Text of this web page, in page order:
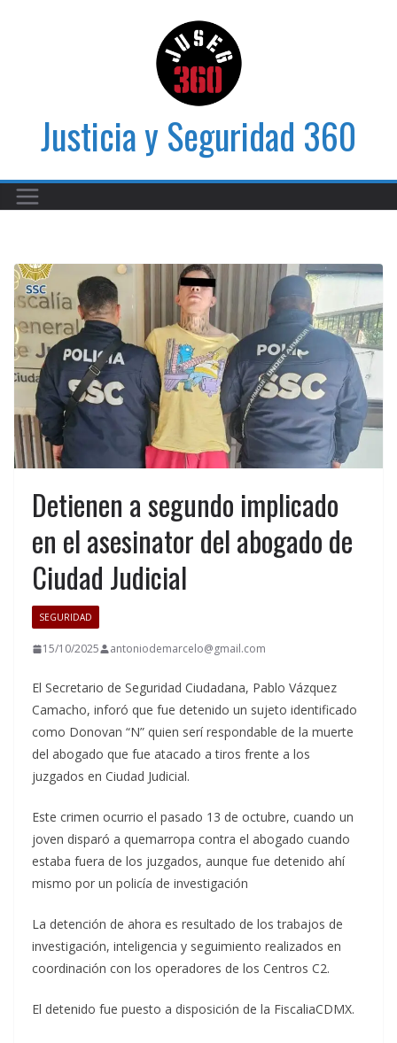
Justicia y Seguridad 360
Detienen a segundo implicado
en el asesinator del abogado de
Ciudad Judicial
SEGURIDAD
15/10/2025 antoniodemarcelo@gmail.com
El Secretario de Seguridad Ciudadana, Pablo Vázquez
Camacho, inforó que fue detenido un sujeto identificado
como Donovan “N” quien serí respondable de la muerte
del abogado que fue atacado a tiros frente a los
juzgados en Ciudad Judicial.
Este crimen ocurrio el pasado 13 de octubre, cuando un
joven disparó a quemarropa contra el abogado cuando
estaba fuera de los juzgados, aunque fue detenido ahí
mismo por un policía de investigación
La detención de ahora es resultado de los trabajos de
investigación, inteligencia y seguimiento realizados en
coordinación con los operadores de los Centros C2.
El detenido fue puesto a disposición de la FiscaliaCDMX.